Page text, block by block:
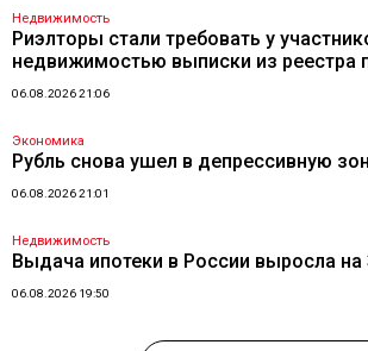
Недвижимость
Риэлторы стали требовать у
недвижимостью выписки из реестра
06.08.2026 21:06
Экономика
Рубль снова ушел в депрессивную
06.08.2026 21:01
Недвижимость
Выдача ипотеки в России выросла на
06.08.2026 19:50